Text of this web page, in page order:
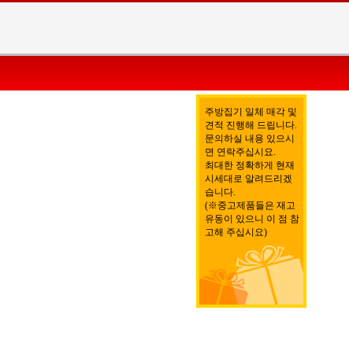
주방집기 일체 매각 및
견적 진행해 드립니다.
문의하실 내용 있으시
면 연락주십시요.
최대한 정확하게 현재
시세대로 알려드리겠
습니다.
(※중고제품들은 재고
유동이 있으니 이 점 참
고해 주십시요)